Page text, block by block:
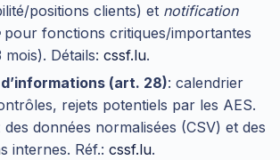
positions clients) et notification
pour fonctions critiques/importantes
mois). Détails: cssf.lu.
(art. 28): calendrier
rejets potentiels par les AES.
données normalisées (CSV) et des
internes. Réf.: cssf.lu.